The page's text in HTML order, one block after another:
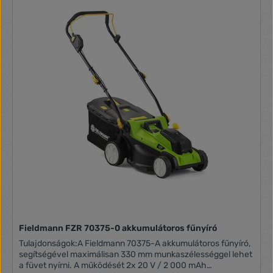
Állítható fogantyú magasság: igen Akkumulátor és töltő NEM
darabos kiszerelésben) FDUZ 79040 Akkumulátor 4 Ah FDUZ
79100 Gyorstöltő (1 darabos kiszerelésben) FDUZ 79110
Fieldmann FZR 70375-0 akkumulátoros fűnyíró
Tulajdonságok:A Fieldmann 70375-A akkumulátoros fűnyíró,
segítségével maximálisan 330 mm munkaszélességgel lehet
a füvet nyírni. A működését 2x 20 V / 2 000 mAh